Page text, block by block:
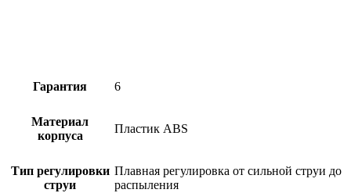
Гарантия 6
Материал
корпуса
Пластик ABS
Тип регулировки
струи
Плавная регулировка от сильной струи до
распыления